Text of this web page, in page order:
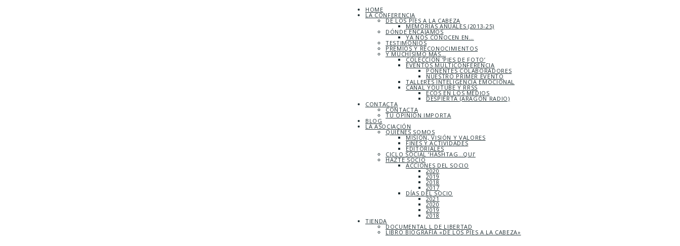
HOME
LA CONFERENCIA
DE LOS PIES A LA CABEZA
MEMORIAS ANUALES (2013-25)
DÓNDE ENCAJAMOS
YA NOS CONOCEN EN…
TESTIMONIOS
PREMIOS Y RECONOCIMIENTOS
Y MUCHÍSIMO MÁS…
COLECCIÓN ‘PIES DE FOTO’
EVENTOS MULTICONFERENCIA
PONENTES COLABORADORES
NUESTRO PRIMER EVENTO
TALLERES INTELIGENCIA EMOCIONAL
CANAL YOUTUBE Y RRSS
ECOS EN LOS MEDIOS
DESPIERTA (ARAGÓN RADIO)
CONTACTA
CONTACTA
TU OPINIÓN IMPORTA
BLOG
LA ASOCIACIÓN
QUIÉNES SOMOS
MISIÓN, VISIÓN Y VALORES
FINES Y ACTIVIDADES
EDITORIALES
CICLO SOCIAL ‘HASHTAG…QUI’
HAZTE SOCIO
ACCIONES DEL SOCIO
2020
2019
2018
2017
DÍAS DEL SOCIO
2021
2020
2019
2018
TIENDA
DOCUMENTAL L DE LIBERTAD
LIBRO BIOGRAFÍA «DE LOS PIES A LA CABEZA»